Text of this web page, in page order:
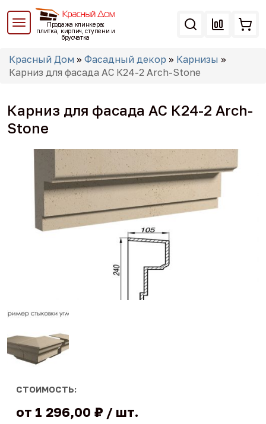
Перейти
основному
Продажа клинкера:
плитка, кирпич, ступени и
брусчатка
Вы
здесь
Красный Дом » Фасадный декор » Карнизы »
Карниз для фасада АС К24-2 Arch-Stone
Карниз для фасада АС К24-2 Arch-
Stone
СТОИМОСТЬ:
от 1 296,00 ₽ шт.